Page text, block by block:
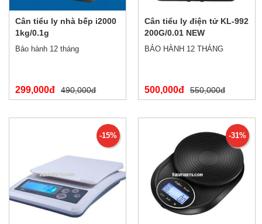
Cân tiểu ly nhà bếp i2000
1kg/0.1g
Bảo hành 12 tháng
299,000đ 490,000đ
Cân tiểu ly điện tử KL-992
200G/0.01 NEW
BẢO HÀNH 12 THÁNG
500,000đ 550,000đ
-15% -31%